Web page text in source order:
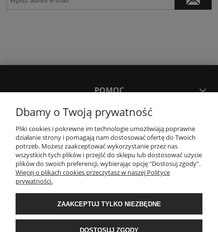
POMOC
MOJE KONTO
PŁATNOŚCI I DOSTAWA
KONTAKT
Wyposażenie łazienek Łazienki.eco | Pawła 23, 41-708 Ruda Śląska | E-mail:
sklep@lazienki.eco | Tel.: 600 012 164 lub 600 012 159 | TGS Przemysław
Stoń | NIP: 6312213594 | REGON: 276403698
Dbamy o Twoją prywatność
Pliki cookies i pokrewne im technologie umożliwiają poprawne
działanie strony i pomagają nam dostosować ofertę do Twoich
potrzeb. Możesz zaakceptować wykorzystanie przez nas
wszystkich tych plików i przejść do sklepu lub dostosować użycie
plików do swoich preferencji, wybierając opcję "Dostosuj zgody".
Więcej o plikach cookies przeczytasz w naszej Polityce
prywatności.
ZAAKCEPTUJ TYLKO NIEZBĘDNE
DOSTOSUJ ZGODY